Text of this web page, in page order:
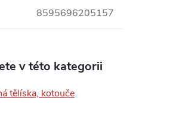
8595696205157
v této kategorii
tělíska, kotouče